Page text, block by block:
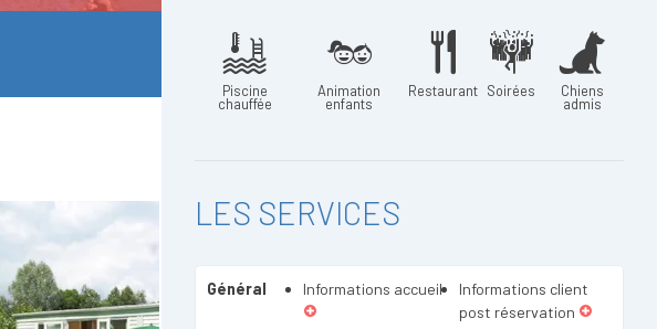
Piscine
chauffée
Animation
enfants
Restaurant Soirées Chiens
admis
LES SERVICES
Général Informations accueil
Informations client
post réservation